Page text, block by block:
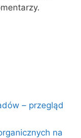
– przegląd
na